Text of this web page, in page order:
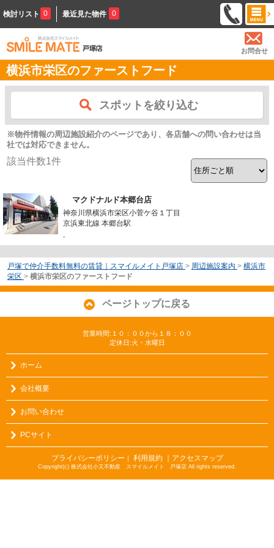
検討リスト 0 最近見た物件 0
お問合せ
横浜市栄区のファーストフード
スポットを絞り込む
※物件情報の周辺施設紹介のページであり、各店舗への問い合わせは当
社では対応できません。
該当件数1件
マクドナルド本郷台店
神奈川県横浜市栄区小菅ケ谷１丁目
京浜東北線 本郷台駅
-
戸塚で仲介手数料無料の賃貸｜スマイルメイト戸塚店 > 周辺施設案内 > 横浜市
栄区 > 横浜市栄区のファーストフード
ページトップに戻る
営業時間:１０：００から１８：００
定休日:火・水曜日
ホーム
会社概要
お問い合わせ
PCサイト
プライバシーポリシー ｜ 利用規約 ｜アクセスマップ
Copyright(c) 株式会社小又不動産 スマイルメイト 戸塚店 All rights reserved.